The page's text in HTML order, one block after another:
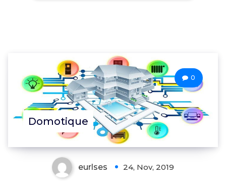
Domotique
0
eurlses 24, Nov, 2019